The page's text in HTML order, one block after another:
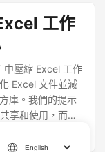
工作
中壓縮 Excel 工作
Excel 文件並減
庫。我們的提示
享和使用，而不